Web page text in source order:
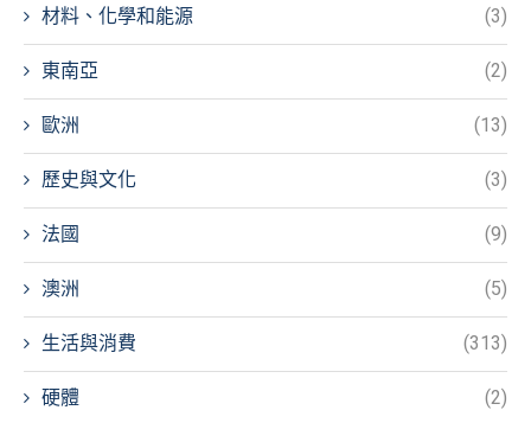
材料、化學和能源 (3)
東南亞 (2)
歐洲 (13)
歷史與文化 (3)
法國 (9)
澳洲 (5)
生活與消費 (313)
硬體 (2)